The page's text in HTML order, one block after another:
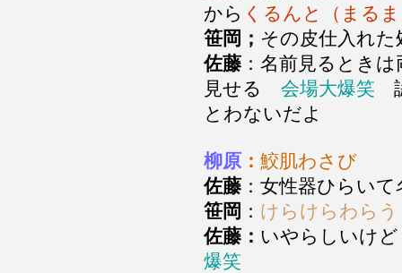
から くるんと（まる
笹岡； その皮仕入れ
佐藤 ：名前見るとき
見せる 会場大爆笑
とわないだよ
柳原 ： 鮫肌わさび
佐藤 ：女性器ひら
笹岡 ： けらけらわらう
佐藤： いやらしいけ
爆笑